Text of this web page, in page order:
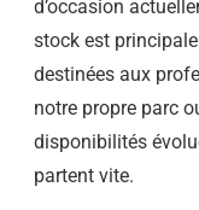
d’occasion
stock est
destinées aux
notre propre parc
disponibilités
partent vite.